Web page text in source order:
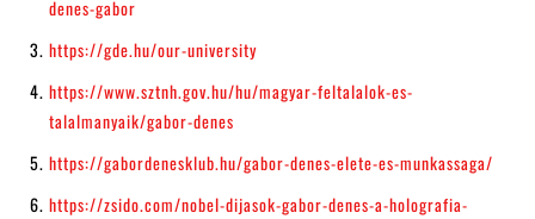
denes-gabor
https://gde.hu/our-university
https://www.sztnh.gov.hu/hu/magyar-feltalalok-es-
talalmanyaik/gabor-denes
https://gabordenesklub.hu/gabor-denes-elete-es-munkassaga/
https://zsido.com/nobel-dijasok-gabor-denes-a-holografia-